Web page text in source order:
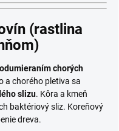
(rastlina
chorých
a chorého pletiva sa
slizu. Kôra a kmeň
baktériový sliz. Koreňový
dreva.